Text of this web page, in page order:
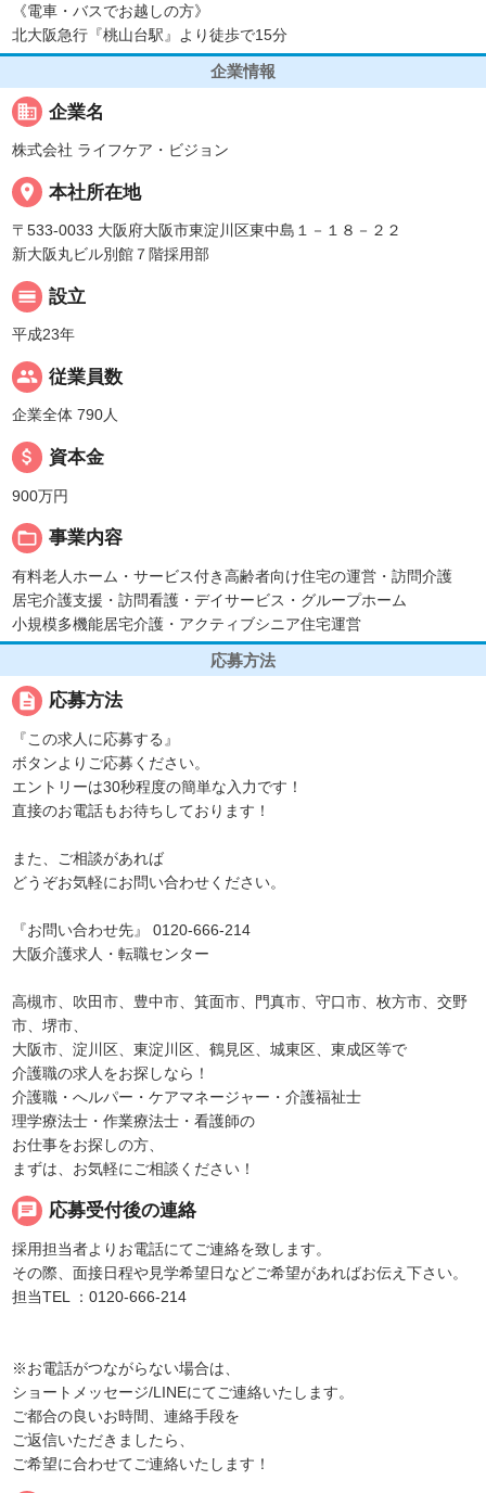
《電車・バスでお越しの方》
北大阪急行『桃山台駅』より徒歩で15分
企業情報
business 企業名
株式会社 ライフケア・ビジョン
place 本社所在地
〒533-0033 大阪府大阪市東淀川区東中島１－１８－２２
新大阪丸ビル別館７階採用部
calendar_view_day 設立
平成23年
people 従業員数
企業全体 790人
attach_money 資本金
900万円
folder_open 事業内容
有料老人ホーム・サービス付き高齢者向け住宅の運営・訪問介護
居宅介護支援・訪問看護・デイサービス・グループホーム
小規模多機能居宅介護・アクティブシニア住宅運営
応募方法
description 応募方法
『この求人に応募する』
ボタンよりご応募ください。
エントリーは30秒程度の簡単な入力です！
直接のお電話もお待ちしております！
また、ご相談があれば
どうぞお気軽にお問い合わせください。
『お問い合わせ先』 0120-666-214
大阪介護求人・転職センター
高槻市、吹田市、豊中市、箕面市、門真市、守口市、枚方市、交野
市、堺市、
大阪市、淀川区、東淀川区、鶴見区、城東区、東成区等で
介護職の求人をお探しなら！
介護職・へルパー・ケアマネージャー・介護福祉士
理学療法士・作業療法士・看護師の
お仕事をお探しの方、
まずは、お気軽にご相談ください！
chat 応募受付後の連絡
採用担当者よりお電話にてご連絡を致します。
その際、面接日程や見学希望日などご希望があればお伝え下さい。
担当TEL ：0120-666-214
※お電話がつながらない場合は、
ショートメッセージ/LINEにてご連絡いたします。
ご都合の良いお時間、連絡手段を
ご返信いただきましたら、
ご希望に合わせてご連絡いたします！